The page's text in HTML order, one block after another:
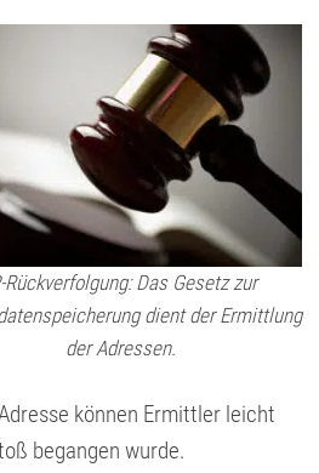
Rückverfolgung: Das Gesetz zur
dient der Ermittlung
der Adressen.
können Ermittler leicht
begangen wurde.